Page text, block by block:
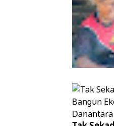
Patroli